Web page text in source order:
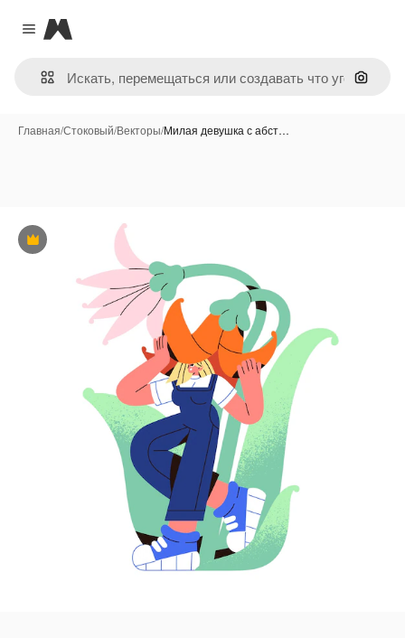
Close menu
Magnific
Поиск
Главная/Стоковый/Векторы/Милая девушка с абст…
Премиум